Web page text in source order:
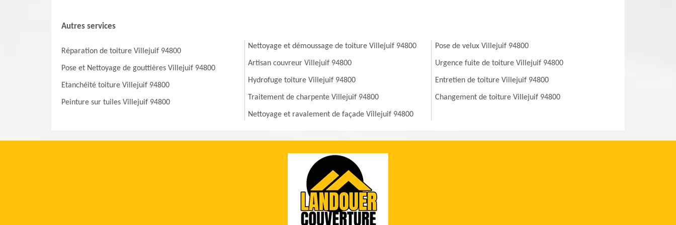
Autres services
Réparation de toiture Villejuif 94800
Pose et Nettoyage de gouttières Villejuif 94800
Etanchéité toiture Villejuif 94800
Peinture sur tuiles Villejuif 94800
Nettoyage et démoussage de toiture Villejuif 94800
Artisan couvreur Villejuif 94800
Hydrofuge toiture Villejuif 94800
Traitement de charpente Villejuif 94800
Nettoyage et ravalement de façade Villejuif 94800
Pose de velux Villejuif 94800
Urgence fuite de toiture Villejuif 94800
Entretien de toiture Villejuif 94800
Changement de toiture Villejuif 94800